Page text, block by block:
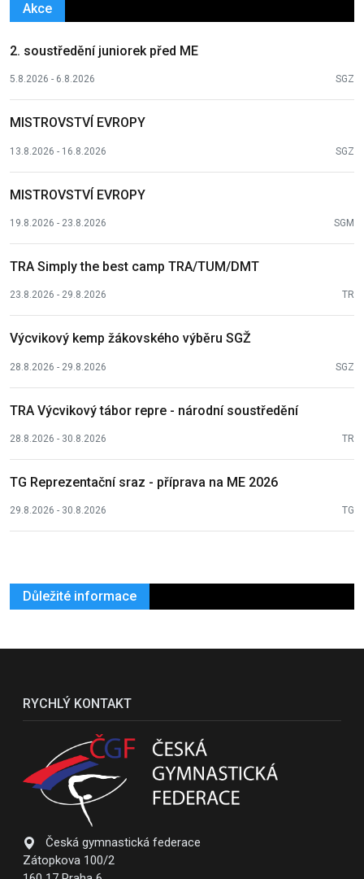
Akce
2. soustředění juniorek před ME
5.8.2026 - 6.8.2026 SGZ
MISTROVSTVÍ EVROPY
13.8.2026 - 16.8.2026 SGZ
MISTROVSTVÍ EVROPY
19.8.2026 - 23.8.2026 SGM
TRA Simply the best camp TRA/TUM/DMT
23.8.2026 - 29.8.2026 TR
Výcvikový kemp žákovského výběru SGŽ
28.8.2026 - 29.8.2026 SGZ
TRA Výcvikový tábor repre - národní soustředění
28.8.2026 - 30.8.2026 TR
TG Reprezentační sraz - příprava na ME 2026
29.8.2026 - 30.8.2026 TG
Důležité informace
RYCHLÝ KONTAKT
Česká gymnastická federace
Zátopkova 100/2